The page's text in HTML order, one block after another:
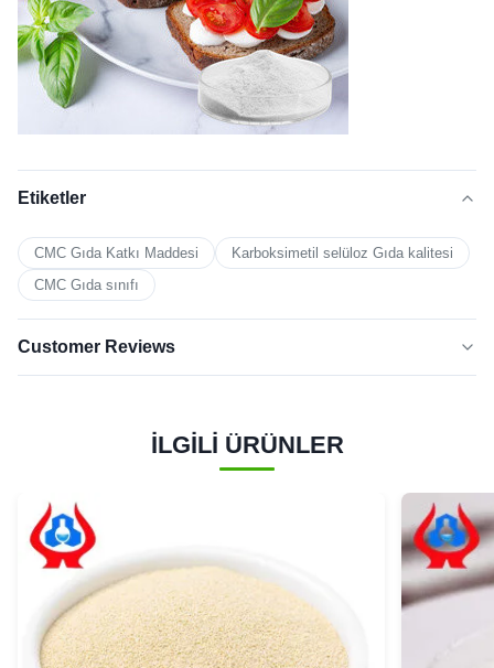
Etiketler
CMC Gıda Katkı Maddesi
Karboksimetil selüloz Gıda kalitesi
CMC Gıda sınıfı
Customer Reviews
YILDIZ
100%
4 yıldız
0
3 Yıldız
0
2 yıldız
0
0
M
Marina
CanadaFeb 24.2026
İLGİLİ ÜRÜNLER